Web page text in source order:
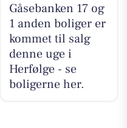
Gåsebanken 17 og
1 anden boliger er
kommet til salg
denne uge i
Herfølge - se
boligerne her.